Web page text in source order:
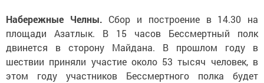
Набережные Челны. Сбор и построение в 14.30 на
площади Азатлык. В 15 часов Бессмертный полк
двинется в сторону Майдана. В прошлом году в
шествии приняли участие около 53 тысяч человек, в
этом году участников Бессмертного полка будет